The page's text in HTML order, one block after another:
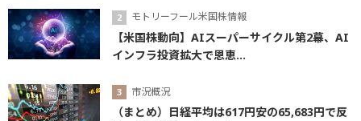
モトリーフール米国株情報
【米国株動向】AIスーパーサイクル第2幕、AI
インフラ投資拡大で恩恵...
市況概況
（まとめ）日経平均は617円安の65,683円で反